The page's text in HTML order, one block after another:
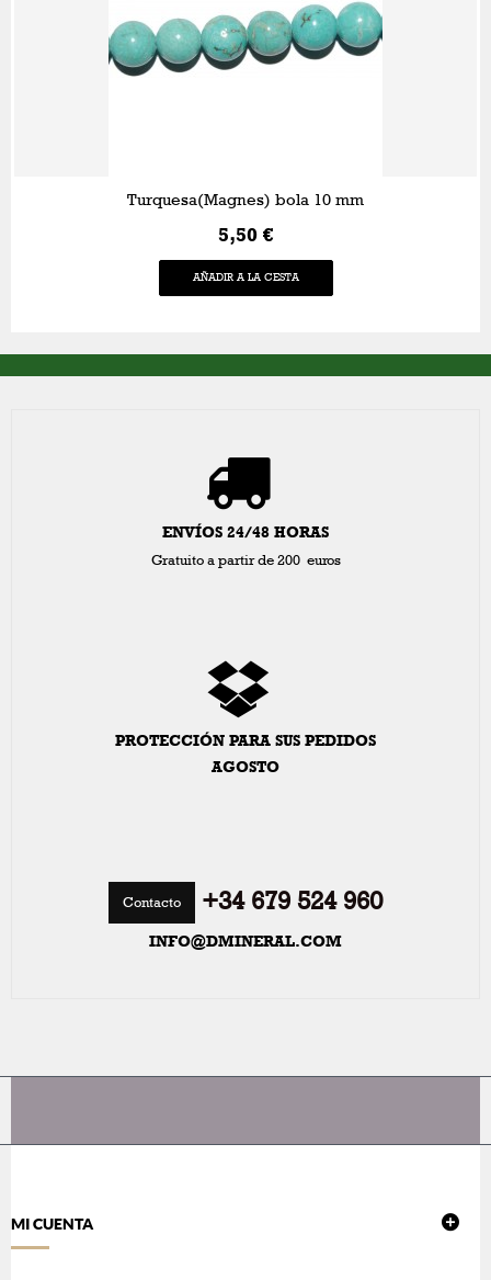
Turquesa(Magnes) bola 10 mm
5,50 €
AÑADIR A LA CESTA
ENVÍOS 24/48 HORAS
Gratuito a partir de 200 euros
PROTECCIÓN PARA SUS PEDIDOS
AGOSTO
Contacto +34 679 524 960
INFO@DMINERAL.COM
MI CUENTA